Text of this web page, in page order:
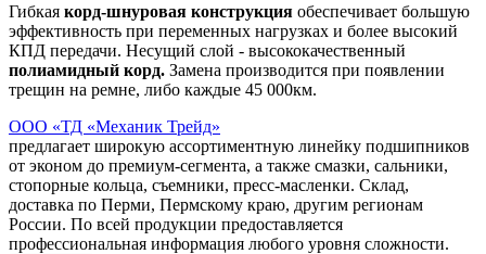
Гибкая корд-шнуровая конструкция обеспечивает большую
эффективность при переменных нагрузках и более высокий
КПД передачи. Несущий слой - высококачественный
полиамидный корд. Замена производится при появлении
трещин на ремне, либо каждые 45 000км.
ООО «ТД «Механик Трейд»
предлагает широкую ассортиментную линейку подшипников
от эконом до премиум-сегмента, а также смазки, сальники,
стопорные кольца, съемники, пресс-масленки. Склад,
доставка по Перми, Пермскому краю, другим регионам
России. По всей продукции предоставляется
профессиональная информация любого уровня сложности.